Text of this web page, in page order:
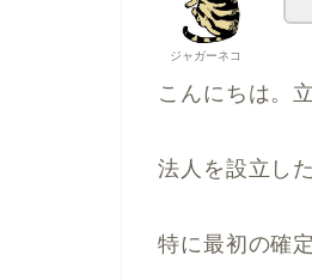
ジャガーネコ
こんにちは。
法人を設立し
特に最初の確